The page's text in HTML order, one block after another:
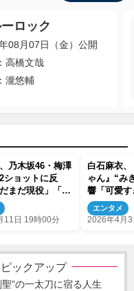
ロック
08月07日（金）公開
高橋文哉
瀧悠輔
乃木坂46・梅澤
ショットに反
まだ現役」「美
11日 19時00分
白石麻衣
ゃん』“み
響「可愛す
エンタメ
2026年4月
ピックアップ
”の一太刀に宿る人生